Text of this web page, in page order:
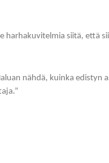
siitä, että
nähdä, kuinka edistyn